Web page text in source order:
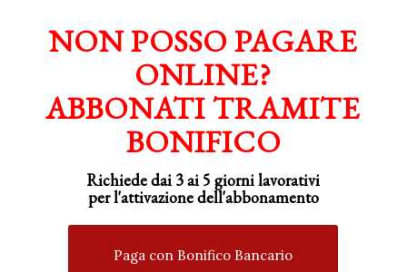
NON POSSO PAGARE
ONLINE?
ABBONATI TRAMITE
BONIFICO
Richiede dai 3 ai 5 giorni lavorativi
perl'attivazionedell'abbonamento
Paga con Bonifico Bancario